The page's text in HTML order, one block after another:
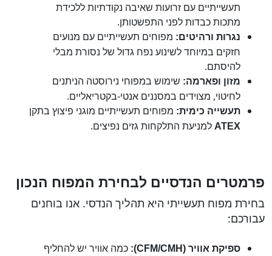
תעשייתיים עם זרועות שאיבה נקודתיות ללכידת
מתכות כבדות לפני התפשטותן.
נגרות ורהיטים: מפוחים תעשייתיים עם מנועים
חזקים במיוחד לשינוע נפח גדול של נסורת מבלי
להיסתם.
מזון ופארמה: שימוש במפוחי נירוסטה הניתנים
לחיטוי, מצוידים במסננים אנטי-בקטריאליים.
תעשייה כימית: מפוחים תעשייתיים מוגני פיצוץ בתקן
ATEX למניעת התלקחות גזים נפיצים.
פרמטרים הנדסיים לבחירת המפוח הנכון
בחירת מפוח תעשייתי היא תהליך הנדסי. אנו בוחנים
עבורכם:
ספיקת אוויר (CFM/CMH
): כמה אוויר יש להחליף